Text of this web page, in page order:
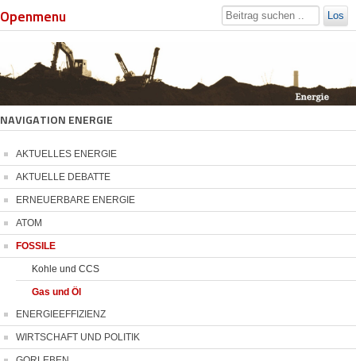
Openmenu Los
NAVIGATION ENERGIE
AKTUELLES ENERGIE
AKTUELLE DEBATTE
ERNEUERBARE ENERGIE
ATOM
FOSSILE
Kohle und CCS
Gas und Öl
ENERGIEEFFIZIENZ
WIRTSCHAFT UND POLITIK